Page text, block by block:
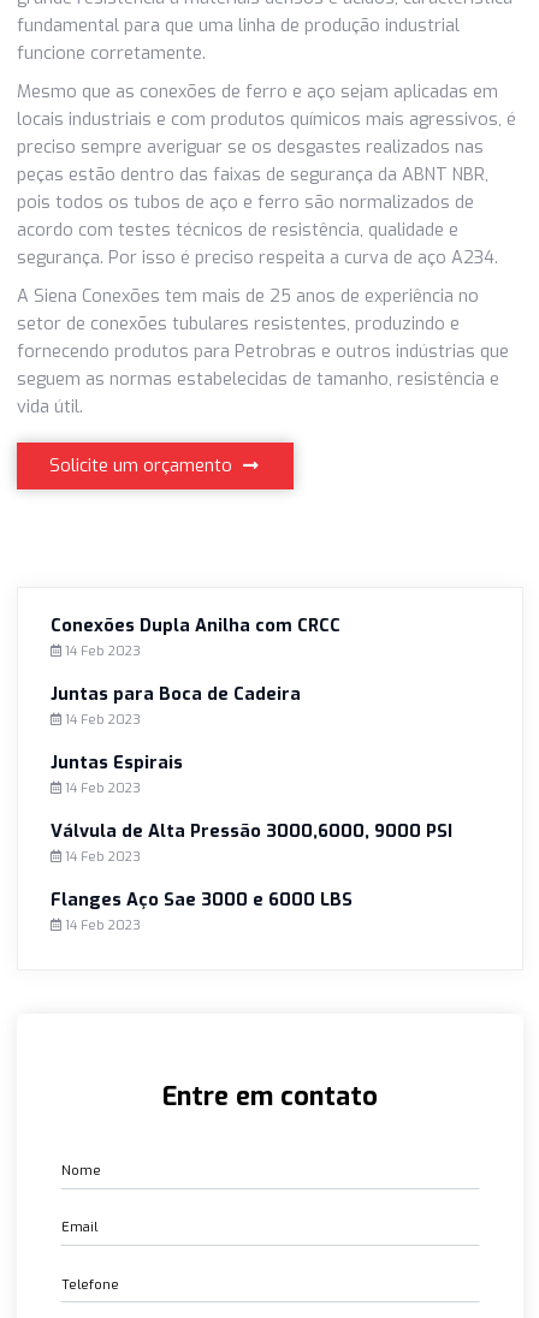
As conexões de aço ser utilizadas pelas empresas e
químicas, indústrias de papel, petroquímicas, e tantos
segmentos de produção, desde que atendam as normas e
utilizem a curva de aço A234. As conexões aço ainda
grande resistência a materiais densos e ácidos,
fundamental para que uma linha de produção industrial
funcione corretamente.
Mesmo que as conexões de ferro e aço sejam aplicadas
locais industriais e com produtos químicos mais
preciso sempre averiguar se os desgastes realizados nas
peças estão dentro das faixas de segurança da ABNT
pois todos os tubos de aço e ferro são normalizados de
acordo com testes técnicos de resistência, qualidade e
segurança. Por isso é preciso respeita a curva de aço
A Siena Conexões tem mais de 25 anos de experiência no
Conexões Dupla Anilha com CRCC
Juntas para Boca de Cadeira
14 Feb 2023